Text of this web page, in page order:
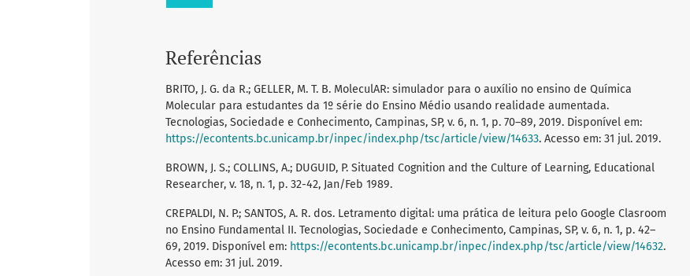
Referências
BRITO, J. G. da R.; GELLER, M. T. B. MoleculAR: simulador para o auxílio no ensino de Química
Molecular para estudantes da 1º série do Ensino Médio usando realidade aumentada.
Tecnologias, Sociedade e Conhecimento, Campinas, SP, v. 6, n. 1, p. 70–89, 2019. Disponível em:
https://econtents.bc.unicamp.br/inpec/index.php/tsc/article/view/14633. Acesso em: 31 jul. 2019.
BROWN, J. S.; COLLINS, A.; DUGUID, P. Situated Cognition and the Culture of Learning, Educational
Researcher, v. 18, n. 1, p. 32-42, Jan/Feb 1989.
CREPALDI, N. P.; SANTOS, A. R. dos. Letramento digital: uma prática de leitura pelo Google Clasroom
no Ensino Fundamental II. Tecnologias, Sociedade e Conhecimento, Campinas, SP, v. 6, n. 1, p. 42–
69, 2019. Disponível em: https://econtents.bc.unicamp.br/inpec/index.php/tsc/article/view/14632.
Acesso em: 31 jul. 2019.